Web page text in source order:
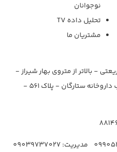
نوجوانان
تحلیل داده TV
مشتریان ما
- بالاتر از متروی بهار شیراز -
روبروی اتاق اصناف - جنب داروخانه ستارگان - پلاک 561 -
مدیریت: 09039737027